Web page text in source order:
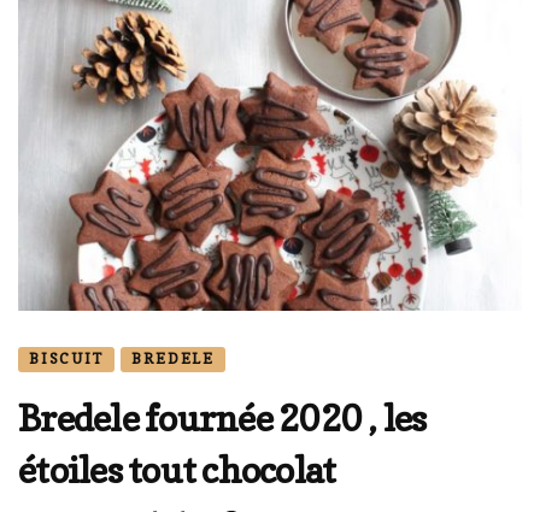
BISCUIT BREDELE
Bredele fournée 2020 , les
étoiles tout chocolat